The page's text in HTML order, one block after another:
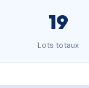
19
Lots totaux